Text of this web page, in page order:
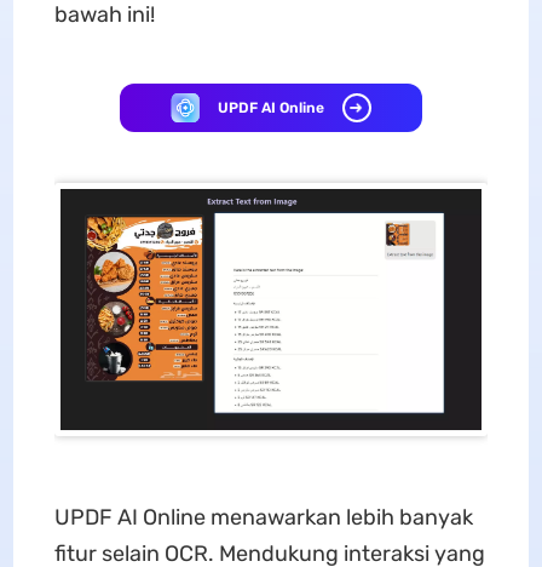
bawah ini!
UPDF AI Online
UPDF AI Online menawarkan lebih banyak
fitur selain OCR. Mendukung interaksi yang